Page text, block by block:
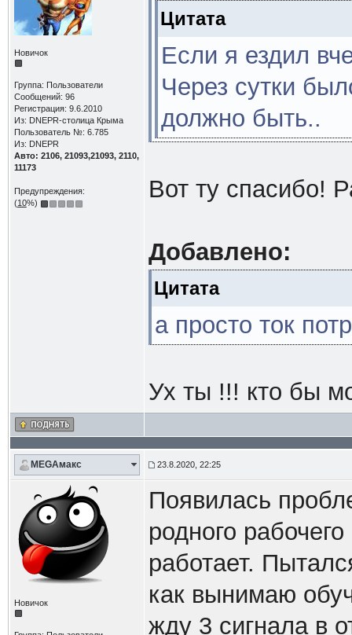
Новичок
Группа: Пользователи
Сообщений: 96
Регистрация: 9.6.2010
Из: DNEPR-столица Крыма
Пользователь №: 6.785
Из: DNEPR
Авто: 2106, 21093,21093, 2110,
11173
Предупреждения:
(10%)
Цитата
Если я ездил
Через сутки
должно быть..
Вот ту спасибо!
Добавлено:
Цитата
а просто ток
Ух ты !!! кто бы
MEGAмакс 23.8.2020, 22:25
Новичок
Появилась
родного
работает.
как вынимаю
жду 3 сигнала в